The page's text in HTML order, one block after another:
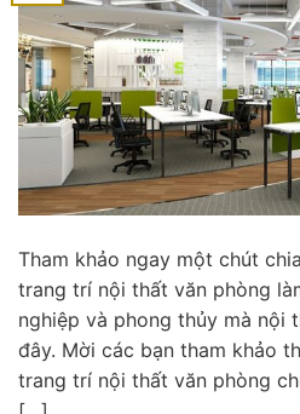
Tham khảo ngay một chút
trang trí nội thất văn phòng
nghiệp và phong thủy mà nội
đây. Mời các bạn tham khảo
trang trí nội thất văn phòng